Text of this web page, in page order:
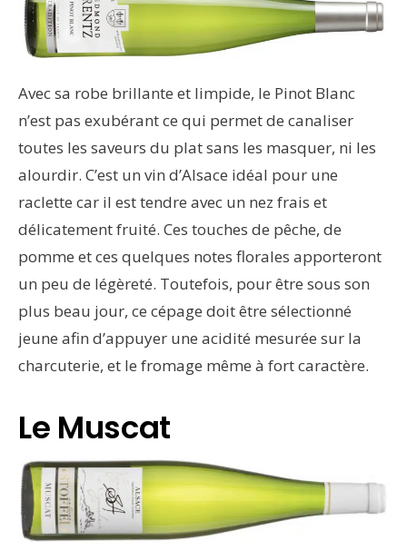
Avec sa robe brillante et limpide, le Pinot Blanc
n’est pas exubérant ce qui permet de canaliser
toutes les saveurs du plat sans les masquer, ni les
alourdir. C’est un vin d’Alsace idéal pour une
raclette car il est tendre avec un nez frais et
délicatement fruité. Ces touches de pêche, de
pomme et ces quelques notes florales apporteront
un peu de légèreté. Toutefois, pour être sous son
plus beau jour, ce cépage doit être sélectionné
jeune afin d’appuyer une acidité mesurée sur la
charcuterie, et le fromage même à fort caractère.
Le Muscat